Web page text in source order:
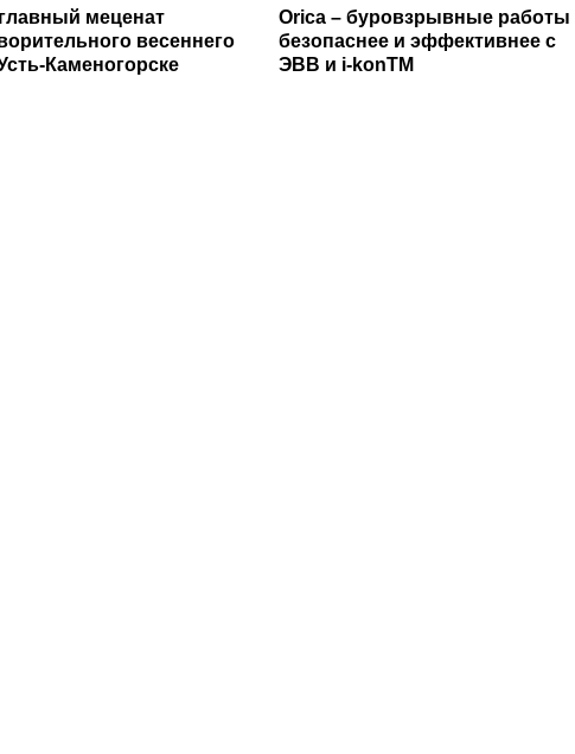
меценат
весеннего
Каменогорске
Orica – буровзрывные работы
безопаснее и эффективнее с
ЭВВ и i-konTM